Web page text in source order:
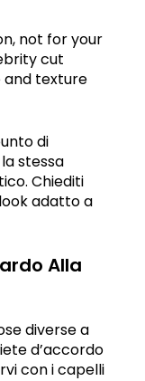
not for your
cut
and texture
di
stessa
Chiediti
adatto a
Alla
diverse a
d’accordo
con i capelli